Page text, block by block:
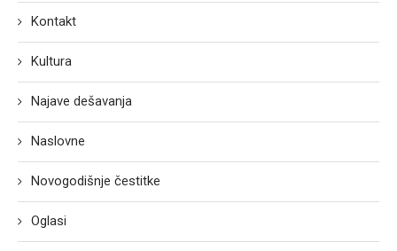
Kontakt
Kultura
Najave dešavanja
Naslovne
Novogodišnje čestitke
Oglasi